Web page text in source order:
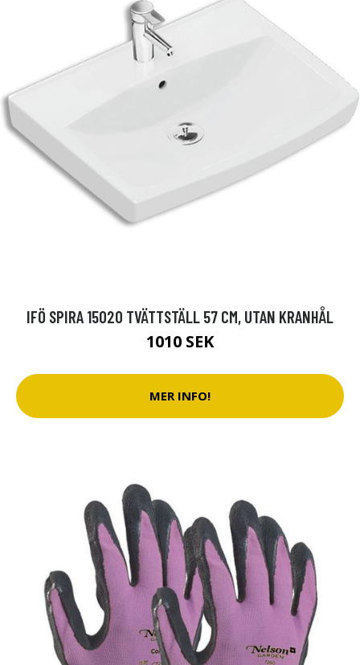
IFÖ SPIRA 15020 TVÄTTSTÄLL 57 CM, UTAN KRANHÅL
1010 SEK
MER INFO!